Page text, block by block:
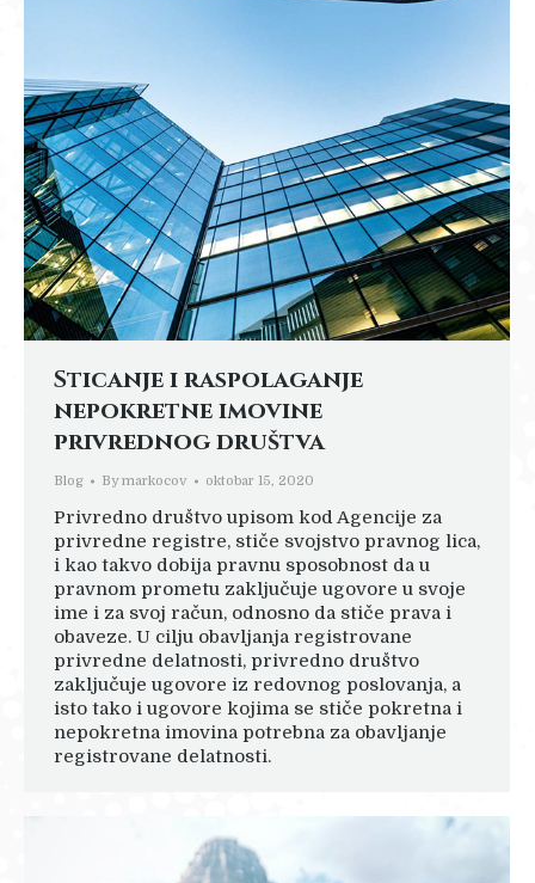
Sticanje i raspolaganje
nepokretne imovine
privrednog društva
Blog Bymarkocov oktobar 15, 2020
Privredno društvo upisom kod Agencije za
privredne registre, stiče svojstvo pravnog lica,
i kao takvo dobija pravnu sposobnost da u
pravnom prometu zaključuje ugovore u svoje
ime i za svoj račun, odnosno da stiče prava i
obaveze. U cilju obavljanja registrovane
privredne delatnosti, privredno društvo
zaključuje ugovore iz redovnog poslovanja, a
isto tako i ugovore kojima se stiče pokretna i
nepokretna imovina potrebna za obavljanje
registrovane delatnosti.